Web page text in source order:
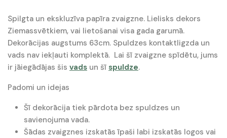
Spilgta un ekskluzīva papīra zvaigzne. Lielisks dekors
Ziemassvētkiem, vai lietošanai visa gada garumā.
Dekorācijas augstums 63cm. Spuldzes kontaktligzda un
vads nav iekļauti komplektā. Lai šī zvaigzne spīdētu, jums
ir jāiegādājas šis vads un šī spuldze.
Padomi un idejas
Šī dekorācija tiek pārdota bez spuldzes un
savienojuma vada.
Šādas zvaigznes izskatās īpaši labi izskatās logos vai